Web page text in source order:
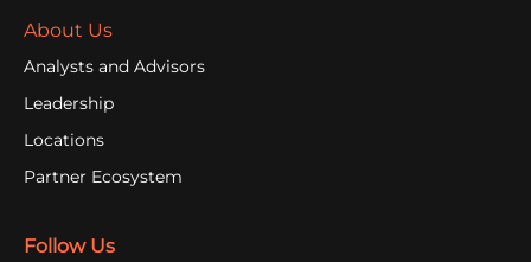
About Us
Analysts and Advisors
Leadership
Locations
Partner Ecosystem
Follow Us